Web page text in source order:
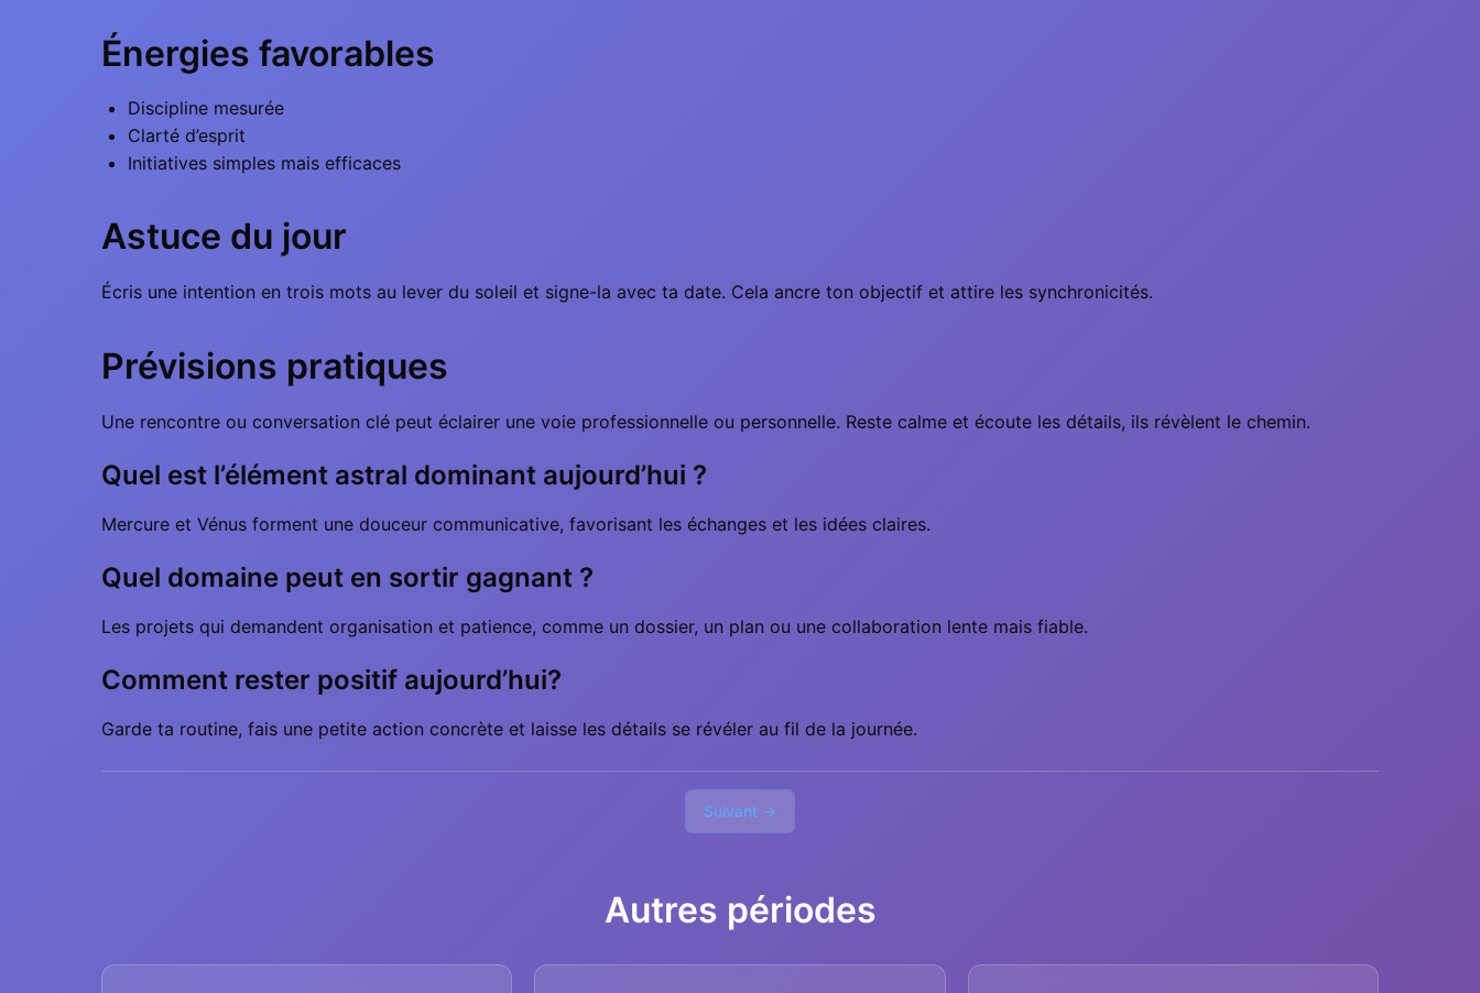
Énergies favorables
Discipline mesurée
Clarté d’esprit
Initiatives simples mais efficaces
Astuce du jour
Écris une intention en trois mots au lever du soleil et signe-la avec ta date. Cela ancre ton objectif et attire les synchronicités.
Prévisions pratiques
Une rencontre ou conversation clé peut éclairer une voie professionnelle ou personnelle. Reste calme et écoute les détails, ils révèlent le chemin.
Quel est l’élément astral dominant aujourd’hui ?
Mercure et Vénus forment une douceur communicative, favorisant les échanges et les idées claires.
Quel domaine peut en sortir gagnant ?
Les projets qui demandent organisation et patience, comme un dossier, un plan ou une collaboration lente mais fiable.
Comment rester positif aujourd’hui?
Garde ta routine, fais une petite action concrète et laisse les détails se révéler au fil de la journée.
Suivant →
Autres périodes